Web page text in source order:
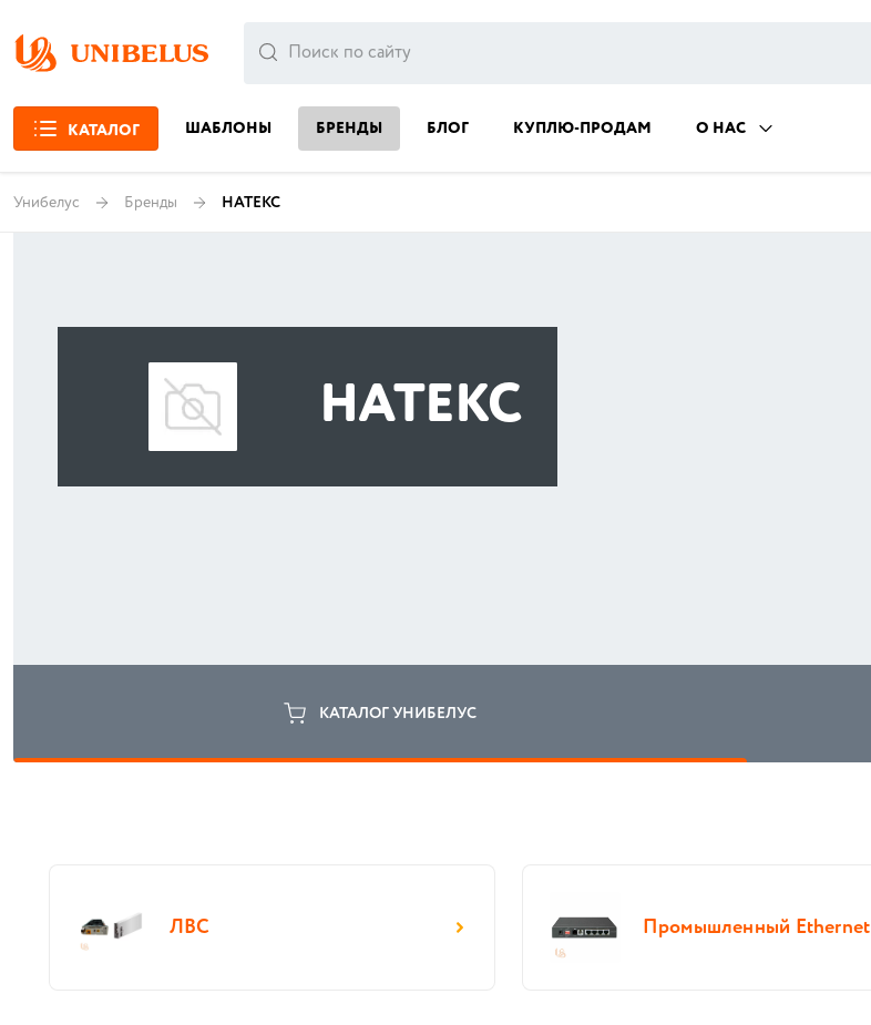
КАТАЛОГ ШАБЛОНЫ БРЕНДЫ БЛОГ КУПЛЮ-ПРОДАМ О НАС
Унибелус Бренды НАТЕКС
НАТЕКС
КАТАЛОГ УНИБЕЛУС
ЛВС Промышленный Ethernet